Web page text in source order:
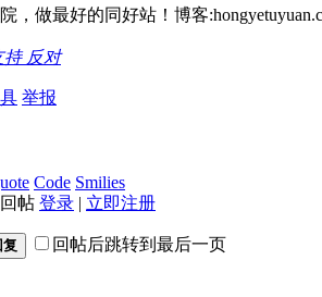
，做最好的同好站！博客
持 反对
举报
Code Smilies
帖 登录 | 立即注册
复 回帖后跳转到最后一页